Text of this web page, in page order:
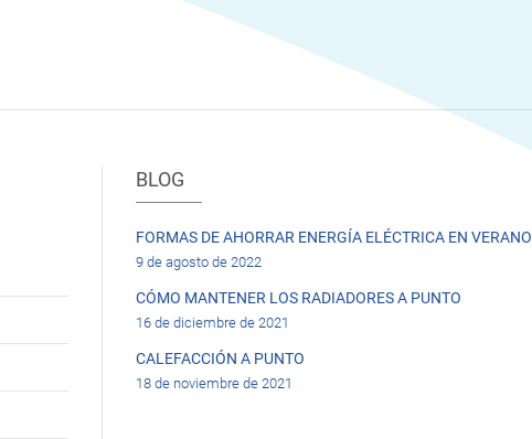
BLOG
FORMAS DE AHORRAR ENERGÍA ELÉCTRICA EN VERANO
9 de agosto de 2022
CÓMO MANTENER LOS RADIADORES A PUNTO
16 de diciembre de 2021
CALEFACCIÓN A PUNTO
18 de noviembre de 2021